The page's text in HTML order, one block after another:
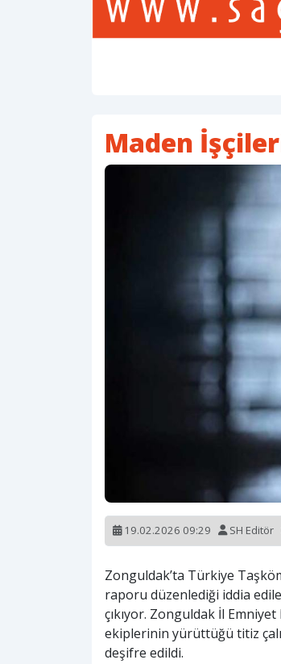
Maden
19.02.2026 09:29 SH Editör
Zonguldak’ta Türkiye
raporu düzenlediği iddia
çıkıyor. Zonguldak İl
ekiplerinin yürüttüğü titiz
deşifre edildi.